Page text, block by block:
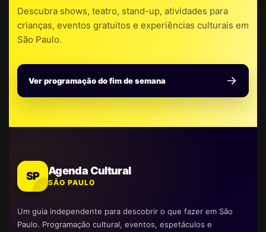
Descubra shows, teatro, stand-up, atividades para
crianças, eventos gratuitos e experiências culturais em
São Paulo.
Ver programação do fim de semana
SP Agenda Cultural
SÃO PAULO
Um guia independente para descobrir o que fazer em São
Paulo. Programação cultural, eventos, espetáculos e